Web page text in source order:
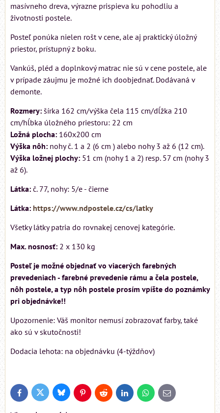
masívneho dreva, výrazne prispieva ku pohodliu a
životnosti postele.
Posteľ ponúka nielen rošt v cene, ale aj praktický úložný
priestor, prístupný z boku.
Vankúš, pléd a doplnkový matrac nie sú v cene postele, ale
v prípade záujmu je možné ich doobjednať. Dodávaná v
demonte.
Rozmery: šírka 162 cm/výška čela 115 cm/dĺžka 210
cm/hĺbka úložného priestoru: 22 cm
Ložná plocha: 160x200 cm
Výška nôh: nohy č. 1 a 2 (6 cm ) alebo nohy 3 až 6 (12 cm).
Výška ložnej plochy: 51 cm (nohy 1 a 2) resp. 57 cm (nohy 3
až 6).
Látka: č. 77, nohy: 5/e - čierne
Látka: https://www.ndpostele.cz/cs/latky
Všetky látky patria do rovnakej cenovej kategórie.
Max. nosnosť: 2 x 130 kg
Posteľ je možné objednať vo viacerých farebných
prevedeniach - farebné prevedenie rámu a čela postele,
nôh postele, a typ nôh postele prosím vpíšte do poznámky
pri objednávke!!
Upozornenie: Váš monitor nemusí zobrazovať farby, také
ako sú v skutočnosti!
Dodacia lehota: na objednávku (4-týždňov)
FacebookTwitter BlueskyPinterestReddit LinkedInWhatsApp
E-
mail